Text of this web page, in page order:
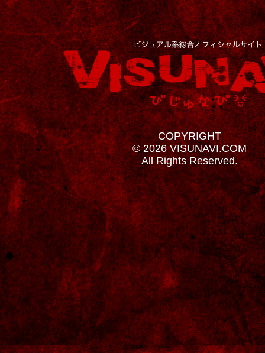
COPYRIGHT
© 2026 VISUNAVI.COM
All Rights Reserved.